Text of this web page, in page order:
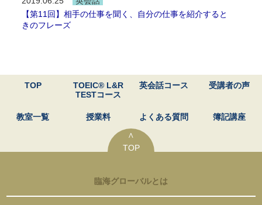
【第11回】相手の仕事を聞く、自分の仕事を紹介すると
きのフレーズ
TOP
TOEIC® L&R
TESTコース
英会話コース 受講者の声
教室一覧 授業料 よくある質問
簿記講座
∧
TOP
臨海グローバルとは